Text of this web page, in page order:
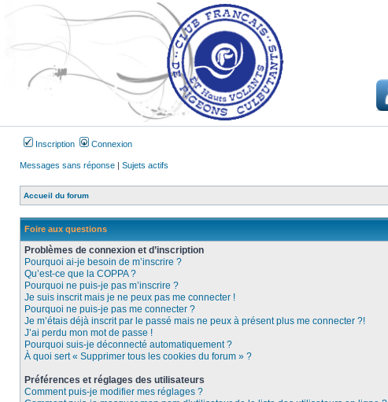
Inscription Connexion
Messages sans réponse | Sujets actifs
Accueil du forum
Foire aux questions
Problèmes de connexion et d’inscription
Pourquoi ai-je besoin de m’inscrire ?
Qu’est-ce que la COPPA ?
Pourquoi ne puis-je pas m’inscrire ?
Je suis inscrit mais je ne peux pas me connecter !
Pourquoi ne puis-je pas me connecter ?
Je m’étais déjà inscrit par le passé mais ne peux à présent plus me connecter ?!
J’ai perdu mon mot de passe !
Pourquoi suis-je déconnecté automatiquement ?
À quoi sert « Supprimer tous les cookies du forum » ?
Préférences et réglages des utilisateurs
Comment puis-je modifier mes réglages ?